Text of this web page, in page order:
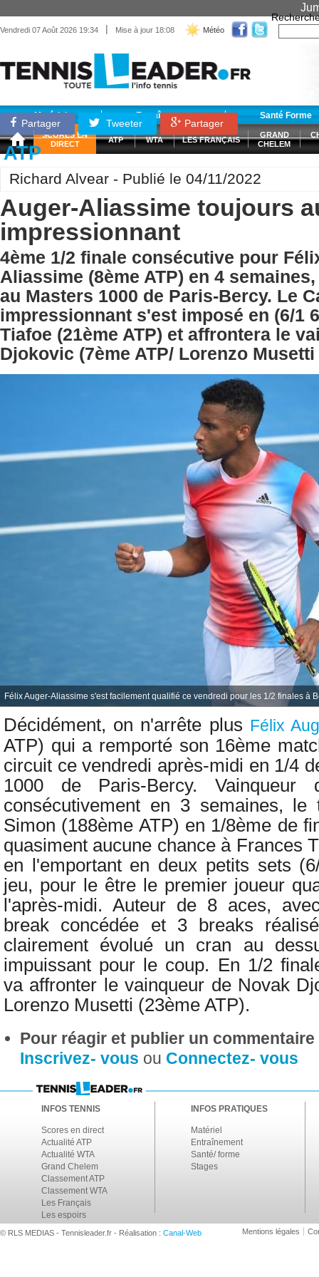
Vendredi 07 Août 2026 19:34 | Mise à jour 18:08 Météo
Matériel Entraînement Santé Forme
SCORES EN
DIRECT
ATP WTA LES FRANÇAIS
GRAND
CHELEM
Partager Tweeter Partager
ATP
Richard Alvear - Publié le 04/11/2022
Auger-Aliassime toujours
impressionnant
4ème 1/2 finale consécutive pour
Aliassime (8ème ATP) en 4
au Masters 1000 de Paris-Bercy. Le
impressionnant s'est imposé en (6/1
Tiafoe (21ème ATP) et affrontera le
Djokovic (7ème ATP/ Lorenzo Musetti
Félix Auger-Aliassime s'est facilement qualifié ce vendredi pour les 1/2 finales à
Décidément, on n'arrête plus Félix
ATP) qui a remporté son 16ème
circuit ce vendredi après-midi en 1/4
1000 de Paris-Bercy.
consécutivement en 3 semaines,
Simon (188ème ATP) en 1/8ème de
quasiment aucune chance à Frances
en l'emportant en deux petits sets
jeu, pour le être le premier joueur
l'après-midi. Auteur de 8 aces,
break concédée et 3 breaks
clairement évolué un cran au
impuissant pour le coup. En 1/2
va affronter le vainqueur de Novak
Lorenzo Musetti (23ème ATP).
Pour réagir et publier un
Inscrivez- vous ou Connectez- vous
INFOS TENNIS
Scores en direct
Actualité ATP
Actualité WTA
Grand Chelem
Classement ATP
Classement WTA
Les Français
Les espoirs
INFOS PRATIQUES
Matériel
Entraînement
Santé/ forme
Stages
© RLS MEDIAS - Tennisleader.fr - Réalisation : Canal-Web Mentions légales